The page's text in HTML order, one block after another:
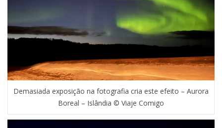
Demasiada exposição na fotografia cria este efeito – Aurora
Boreal – Islândia © Viaje Comigo